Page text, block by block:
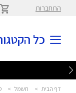
התחברות
כל
דף הבית > חשמל >